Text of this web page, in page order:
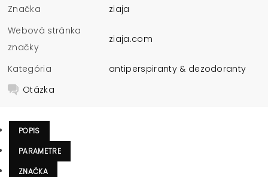
Značka
ziaja
Webová stránka
značky
ziaja.com
Kategória
antiperspiranty & dezodoranty
Otázka
POPIS
PARAMETRE
ZNAČKA